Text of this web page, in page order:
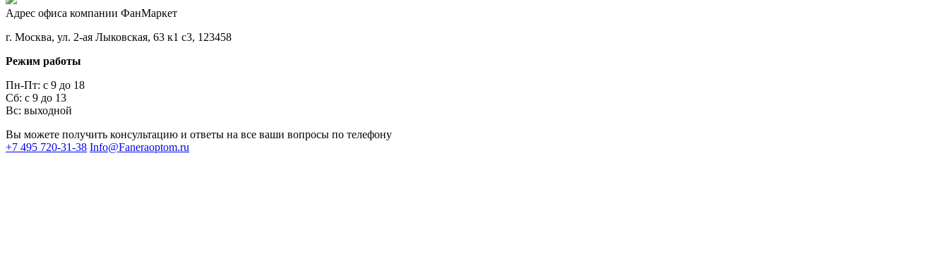
Адрес офиса компании ФанМаркет
г. Москва, ул. 2-ая Лыковская, 63 к1 с3, 123458
Режим работы
Пн-Пт: с 9 до 18
Сб: с 9 до 13
Вс: выходной
Вы можете получить консультацию и ответы на все ваши вопросы по телефону
+7 495 720-31-38 Info@Faneraoptom.ru